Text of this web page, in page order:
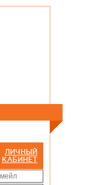
ЛИЧНЫЙ
КАБИНЕТ